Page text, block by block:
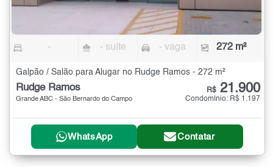
- - suíte - vaga 272 m²
Galpão / Salão para Alugar no Rudge Ramos - 272 m²
Rudge Ramos
Grande ABC - São Bernardo do Campo
R$ 21.900
Condomínio: R$ 1.197
WhatsApp Contatar